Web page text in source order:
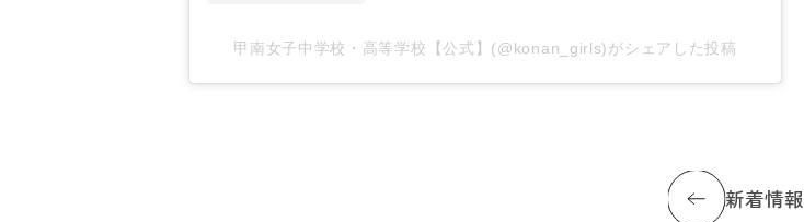
甲南女子中学校・高等学校【公式】(@konan_girls)がシェアした投稿
新着情報